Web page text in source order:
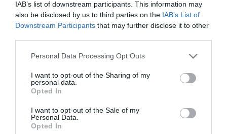
IAB’s list of downstream participants. This information may
also be disclosed by us to third parties on the IAB’s List of
Downstream Participants that may further disclose it to other
Please note that this website/app uses one or more Google
not limited to your visit or usage behaviour. You may click to
grant or deny consent to Google and its third-party tags to
use your data for below specified purposes in below Google
consent section.
Personal Data Processing Opt Outs
I want to opt-out of the Sharing of my
personal data.
Opted In
I want to opt-out of the Sale of my
Personal Data.
Opted In
σύνορα Σένγκεν